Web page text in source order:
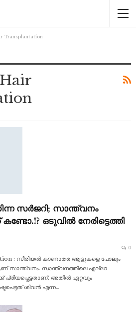
Transplantation
സർജറി; സാന്ത്വനം
കണ്ടോ.!? ഒടുവിൽ നേരിട്ടെത്തി
0
: സീരിയൽ കാണാത്ത ആളുകളെ പോലും
ആണ് സാന്ത്വനം. സാന്ത്വനത്തിലെ എല്ലാ
പ്രിയപ്പെട്ടതാണ്. അതിൽ ഏറ്റവും
ശിവൻ എന്ന…